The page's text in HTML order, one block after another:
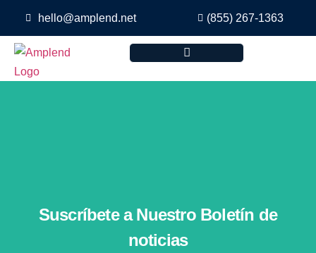
hello@amplend.net (855) 267-1363
Suscríbete a Nuestro Boletín de
noticias